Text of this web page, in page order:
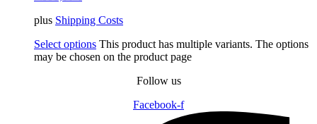
plus Shipping Costs
Select options This product has multiple variants. The options
may be chosen on the product page
Follow us
Facebook-f